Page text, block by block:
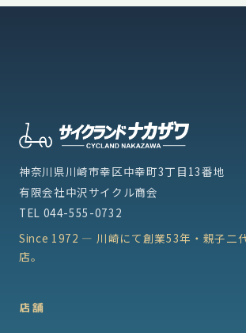
神奈川県川崎市幸区中幸町3丁目13番地
有限会社中沢サイクル商会
TEL 044-555-0732
Since 1972 — 川崎にて創業53年・親子二
店。
店舗